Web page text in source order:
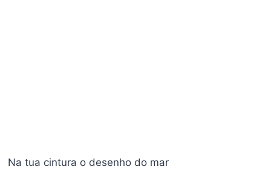
Na tua cintura o desenho do mar